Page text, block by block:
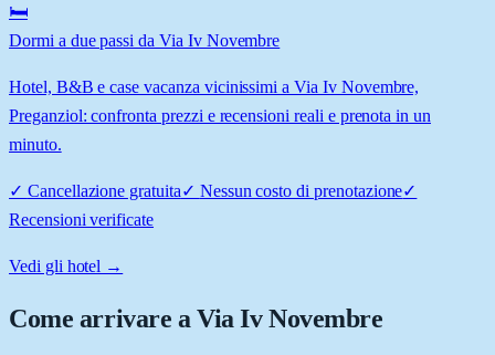
🛏️
Dormi a due passi da Via Iv Novembre
Hotel, B&B e case vacanza vicinissimi a Via Iv Novembre,
Preganziol: confronta prezzi e recensioni reali e prenota in un
minuto.
✓ Cancellazione gratuita✓ Nessun costo di prenotazione✓
Recensioni verificate
Vedi gli hotel →
Come arrivare aVia Iv Novembre